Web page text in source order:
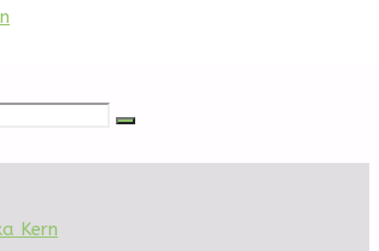
Suche